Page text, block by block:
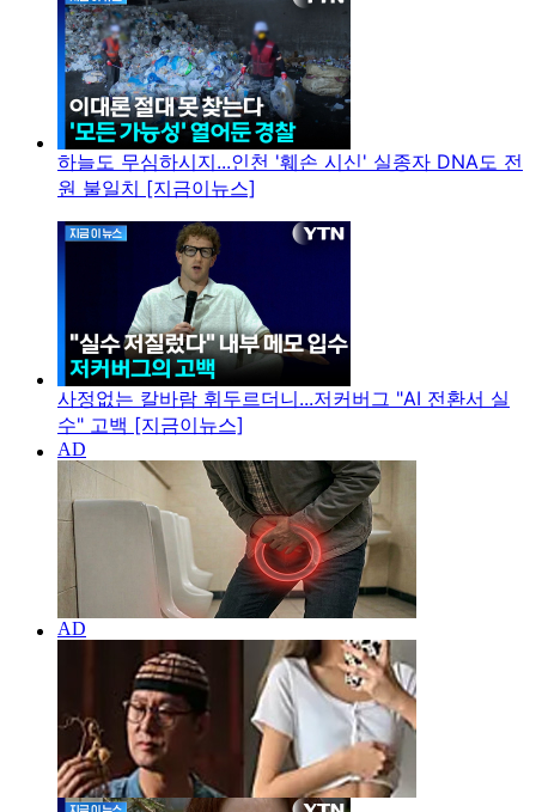
하늘도 무심하시지...인천 '훼손 시신' 실종자 DNA도 전
원 불일치 [지금이뉴스]
사정없는 칼바람 휘두르더니...저커버그 "AI 전환서 실
수" 고백 [지금이뉴스]